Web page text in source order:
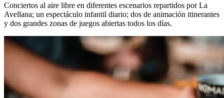
Conciertos al aire libre en diferentes escenarios repartidos por La
Avellana; un espectáculo infantil diario; dos de animación itinerantes
y dos grandes zonas de juegos abiertas todos los días.